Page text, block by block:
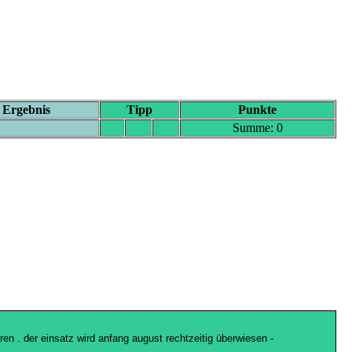
Ergebnis Tipp
Punkte
Summe: 0
und vor allem die interessante punkteregelung finde ich weiter
durch die sogenannten underdogs allerdings meiner ansicht nach
von schlotterbeck zeigen wird wie wichtig er war - allen einen
Interessen durchsetzt und ich sehe nicht, wie sich das mal
. der einsatz wird anfang august rechtzeitig überwiesen -